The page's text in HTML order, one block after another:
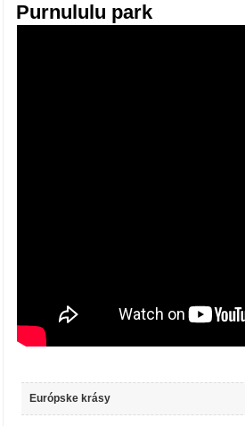
Purnululu park
Európske krásy